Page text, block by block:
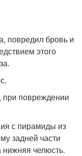
повредил бровь и
этого
при повреждении
с пирамиды из
задней части
челюсть.